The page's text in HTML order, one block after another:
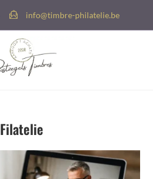
info@timbre-philatelie.be
Filatelie